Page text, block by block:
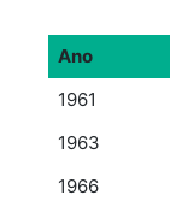
Ano
1961
1963
1966